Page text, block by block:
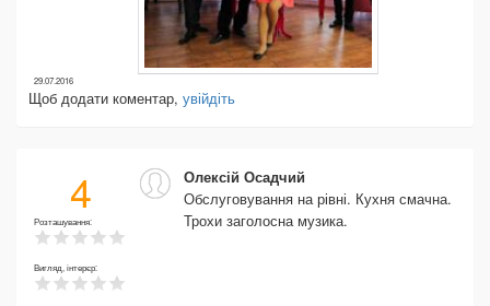
29.07.2016
Щоб додати коментар, увійдіть
4
Розташування:
Вигляд, інтерєр:
Олексій Осадчий
Обслуговування на рівні. Кухня смачна.
Трохи заголосна музика.